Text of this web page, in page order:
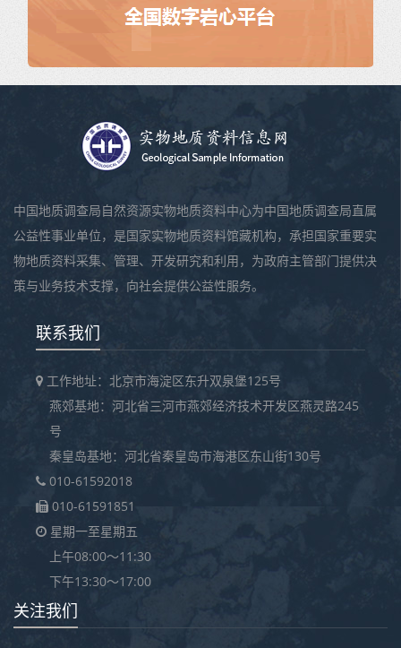
中国地质调查局自然资源实物地质资料中心为中国地质调查局直属
公益性事业单位，是国家实物地质资料馆藏机构，承担国家重要实
物地质资料采集、管理、开发研究和利用，为政府主管部门提供决
策与业务技术支撑，向社会提供公益性服务。
联系我们
工作地址：北京市海淀区东升双泉堡125号
燕郊基地：河北省三河市燕郊经济技术开发区燕灵路245
号
秦皇岛基地：河北省秦皇岛市海港区东山街130号
010-61592018
010-61591851
星期一至星期五
上午08:00～11:30
下午13:30～17:00
关注我们